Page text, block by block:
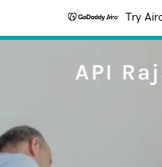
Try
API